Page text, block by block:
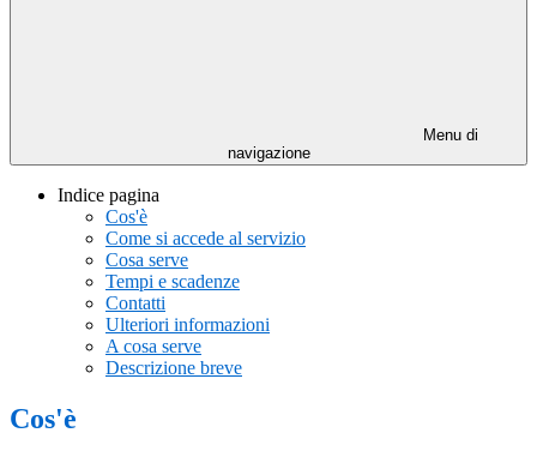
Menu di
navigazione
Indice pagina
Cos'è
Come si accede al servizio
Cosa serve
Tempi e scadenze
Contatti
Ulteriori informazioni
A cosa serve
Descrizione breve
Cos'è